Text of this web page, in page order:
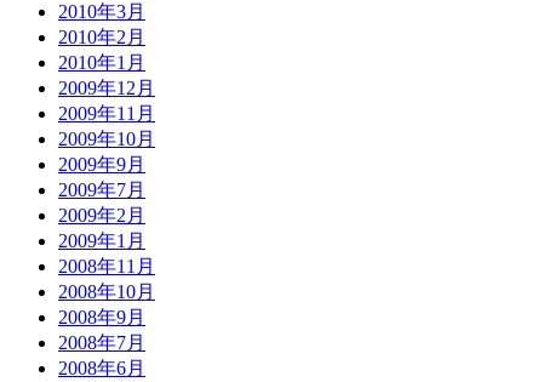
2010年3月
2010年2月
2010年1月
2009年12月
2009年11月
2009年10月
2009年9月
2009年7月
2009年2月
2009年1月
2008年11月
2008年10月
2008年9月
2008年7月
2008年6月